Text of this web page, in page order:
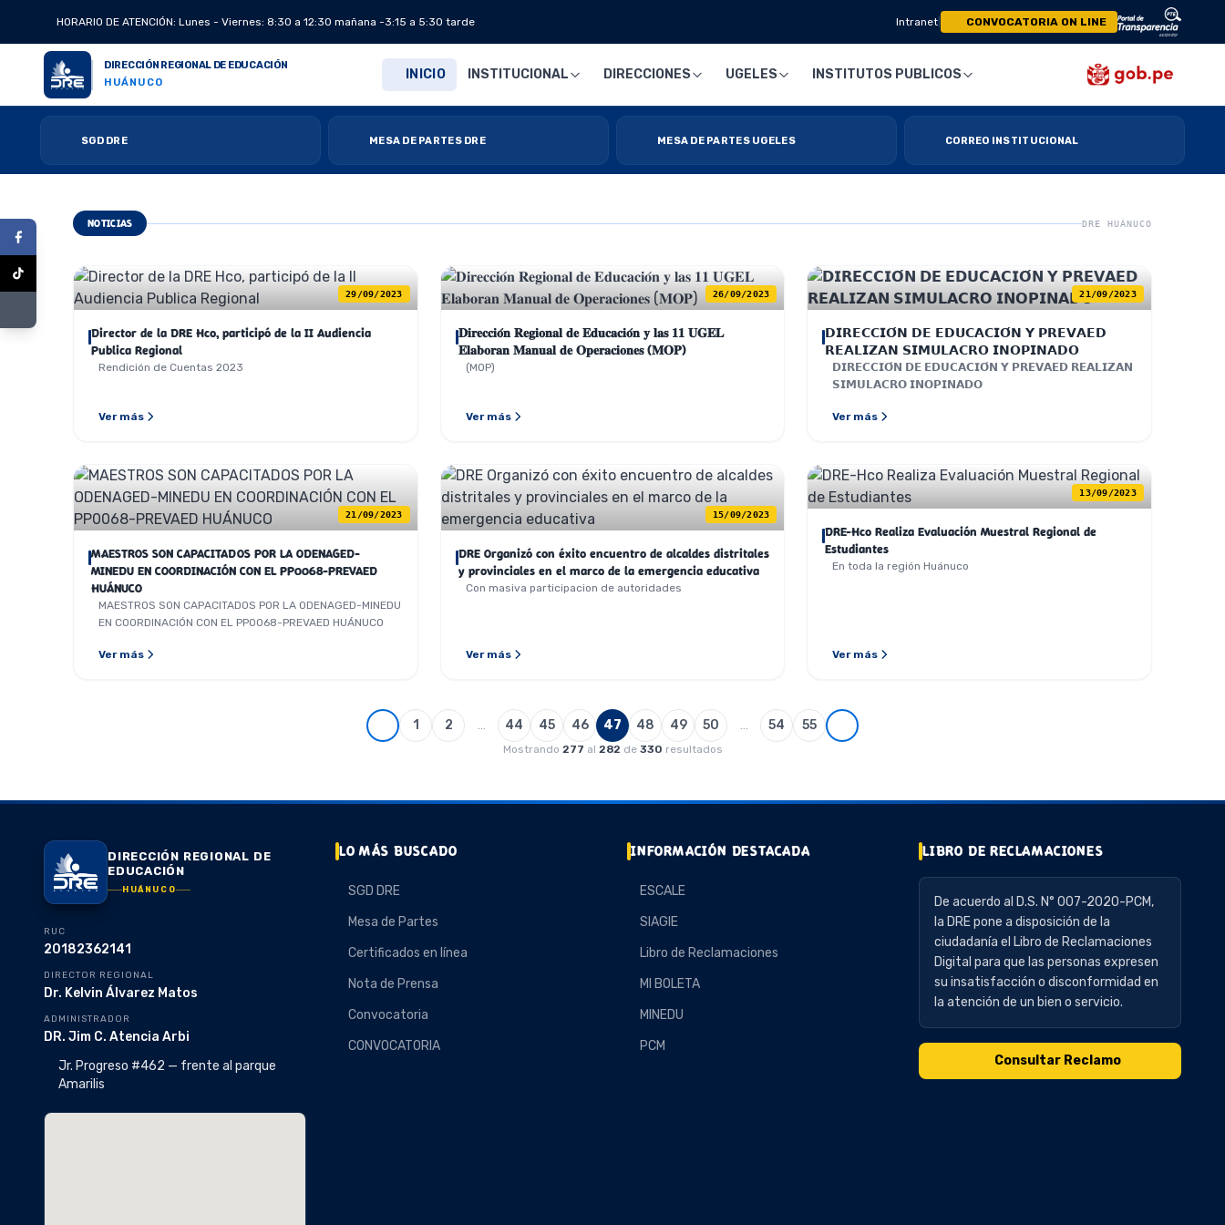
HORARIO DE ATENCIÓN: Lunes - Viernes: 8:30 a 12:30 mañana -3:15 a 5:30 tarde Intranet CONVOCATORIA ON LINE
DIRECCIÓN REGIONAL DE EDUCACIÓN
HUÁNUCO
INICIO INSTITUCIONAL DIRECCIONES UGELES INSTITUTOS PUBLICOS
SGD DRE MESA DE PARTES DRE MESA DE PARTES UGELES CORREO INSTITUCIONAL
NOTICIAS DRE HUÁNUCO
29/09/2023
Director de la DRE Hco, participó de la II Audiencia
Publica Regional
Rendición de Cuentas 2023
Ver más
26/09/2023
𝐃𝐢𝐫𝐞𝐜𝐜𝐢𝐨́𝐧 𝐑𝐞𝐠𝐢𝐨𝐧𝐚𝐥 𝐝𝐞 𝐄𝐝𝐮𝐜𝐚𝐜𝐢𝐨́𝐧 𝐲 𝐥𝐚𝐬 𝟏𝟏 𝐔𝐆𝐄𝐋
𝐄𝐥𝐚𝐛𝐨𝐫𝐚𝐧 𝐌𝐚𝐧𝐮𝐚𝐥 𝐝𝐞 𝐎𝐩𝐞𝐫𝐚𝐜𝐢𝐨𝐧𝐞𝐬 (𝐌𝐎𝐏)
(MOP)
Ver más
21/09/2023
𝗗𝗜𝗥𝗘𝗖𝗖𝗜𝗢́𝗡 𝗗𝗘 𝗘𝗗𝗨𝗖𝗔𝗖𝗜𝗢́𝗡 𝗬 𝗣𝗥𝗘𝗩𝗔𝗘𝗗
𝗥𝗘𝗔𝗟𝗜𝗭𝗔𝗡 𝗦𝗜𝗠𝗨𝗟𝗔𝗖𝗥𝗢 𝗜𝗡𝗢𝗣𝗜𝗡𝗔𝗗𝗢
𝗗𝗜𝗥𝗘𝗖𝗖𝗜𝗢́𝗡 𝗗𝗘 𝗘𝗗𝗨𝗖𝗔𝗖𝗜𝗢́𝗡 𝗬 𝗣𝗥𝗘𝗩𝗔𝗘𝗗 𝗥𝗘𝗔𝗟𝗜𝗭𝗔𝗡
𝗦𝗜𝗠𝗨𝗟𝗔𝗖𝗥𝗢 𝗜𝗡𝗢𝗣𝗜𝗡𝗔𝗗𝗢
Ver más
21/09/2023
MAESTROS SON CAPACITADOS POR LA ODENAGED-
MINEDU EN COORDINACIÓN CON EL PP0068-PREVAED
HUÁNUCO
MAESTROS SON CAPACITADOS POR LA ODENAGED-MINEDU
EN COORDINACIÓN CON EL PP0068-PREVAED HUÁNUCO
Ver más
15/09/2023
DRE Organizó con éxito encuentro de alcaldes distritales
y provinciales en el marco de la emergencia educativa
Con masiva participacion de autoridades
Ver más
13/09/2023
DRE-Hco Realiza Evaluación Muestral Regional de
Estudiantes
En toda la región Huánuco
Ver más
1 2 … 44 45 46 47 48 49 50 … 54 55
Mostrando 277 al 282 de 330 resultados
DIRECCIÓN REGIONAL DE
EDUCACIÓN
HUÁNUCO
RUC
20182362141
DIRECTOR REGIONAL
Dr. Kelvin Álvarez Matos
ADMINISTRADOR
DR. Jim C. Atencia Arbi
Jr. Progreso #462 — frente al parque
Amarilis
LO MÁS BUSCADO
SGD DRE
Mesa de Partes
Certificados en línea
Nota de Prensa
Convocatoria
CONVOCATORIA
INFORMACIÓN DESTACADA
ESCALE
SIAGIE
Libro de Reclamaciones
MI BOLETA
MINEDU
PCM
LIBRO DE RECLAMACIONES
De acuerdo al D.S. N° 007-2020-PCM,
la DRE pone a disposición de la
ciudadanía el Libro de Reclamaciones
Digital para que las personas expresen
su insatisfacción o disconformidad en
la atención de un bien o servicio.
Consultar Reclamo